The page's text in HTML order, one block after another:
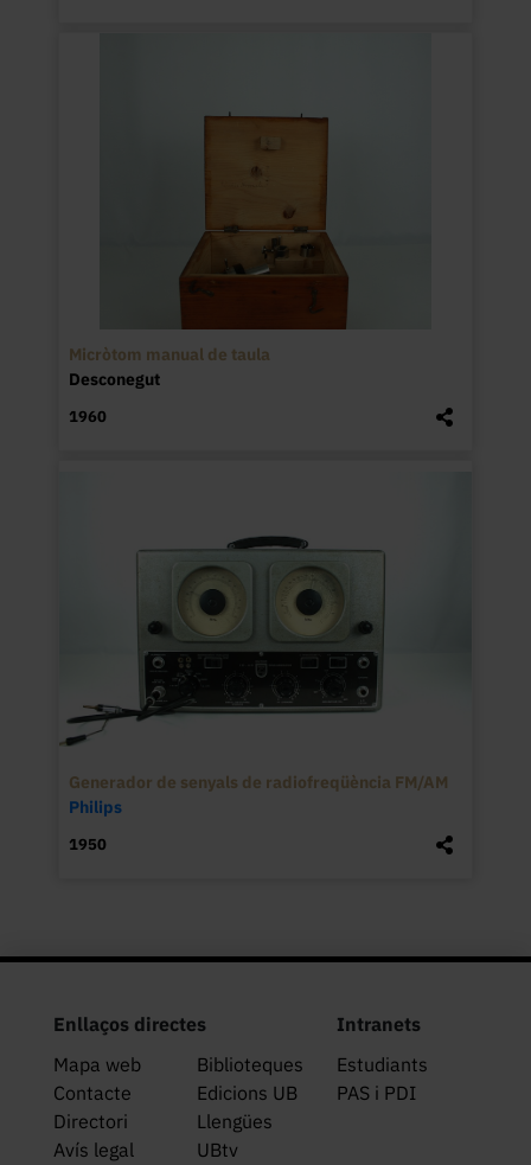
Micròtom manual de taula
Desconegut
1960
Generador de senyals de radiofreqüència FM/AM
Philips
1950
Enllaços directes
Mapa web
Biblioteques
Contacte
Edicions UB
Directori
Llengües
Avís legal
UBtv
Intranets
Estudiants
PAS i PDI